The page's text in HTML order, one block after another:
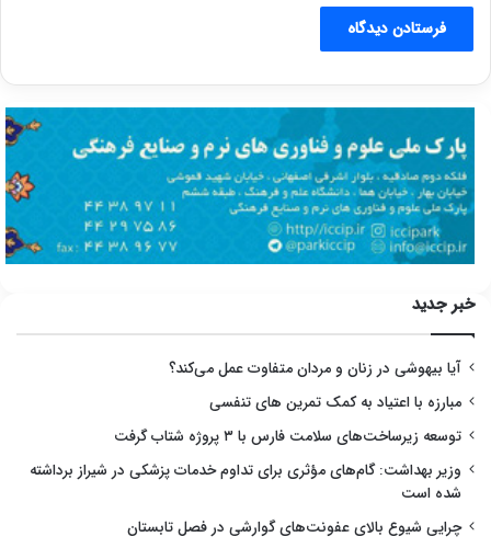
خبر جدید
آیا بیهوشی در زنان و مردان متفاوت عمل می‌کند؟
مبارزه با اعتیاد به کمک تمرین های تنفسی
توسعه زیرساخت‌های سلامت فارس با ۳ پروژه شتاب گرفت
وزیر بهداشت: گام‌های مؤثری برای تداوم خدمات پزشکی در شیراز برداشته
شده است
چرایی شیوع بالای عفونت‌های گوارشی در فصل تابستان